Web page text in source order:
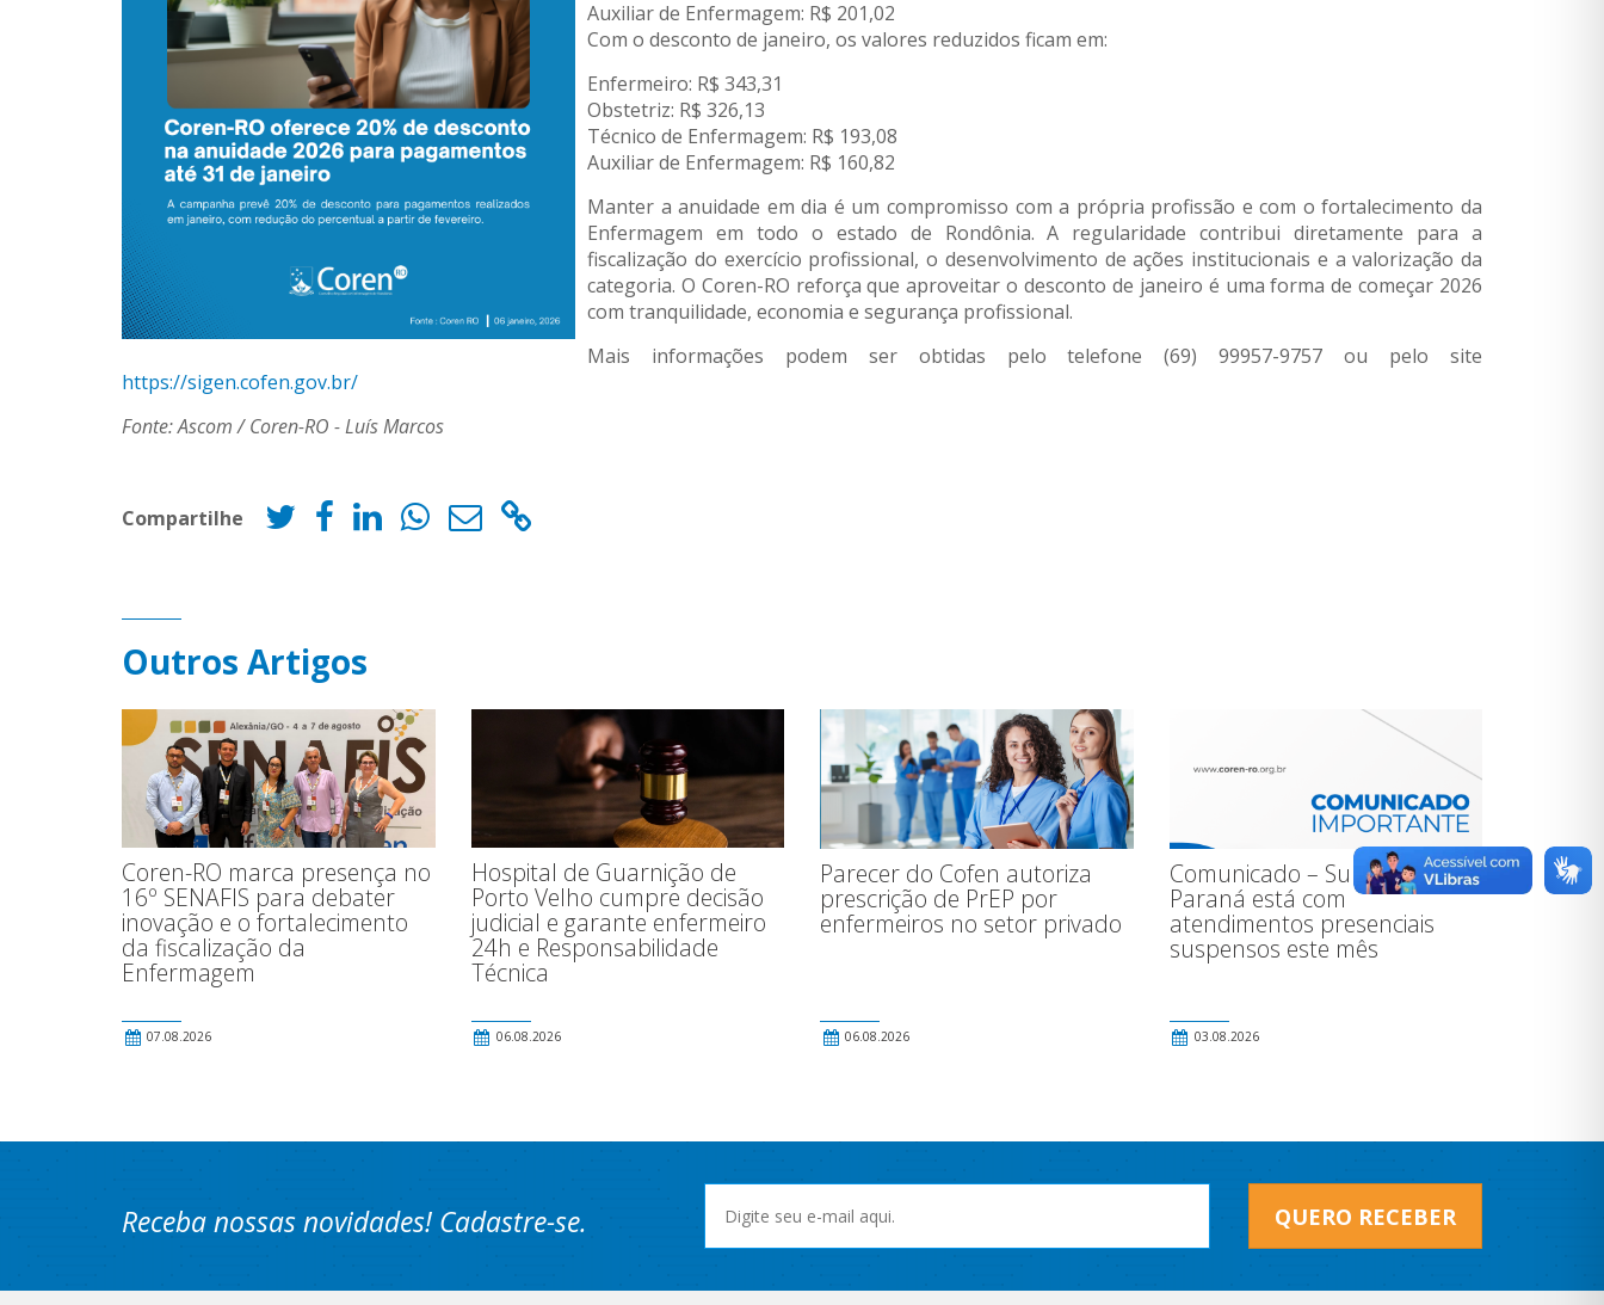
Auxiliar de Enfermagem: R$ 201,02
Com o desconto de janeiro, os valores reduzidos ficam em:
Enfermeiro: R$ 343,31
Obstetriz: R$ 326,13
Técnico de Enfermagem: R$ 193,08
Auxiliar de Enfermagem: R$ 160,82
Manter a anuidade em dia é um compromisso com a própria profissão e com o fortalecimento da
Enfermagem em todo o estado de Rondônia. A regularidade contribui diretamente para a
fiscalização do exercício profissional, o desenvolvimento de ações institucionais e a valorização da
categoria. O Coren-RO reforça que aproveitar o desconto de janeiro é uma forma de começar 2026
com tranquilidade, economia e segurança profissional.
Mais informações podem ser obtidas pelo telefone (69) 99957-9757 ou pelo site
https://sigen.cofen.gov.br/
Fonte: Ascom / Coren-RO - Luís Marcos
Compartilhe
Outros Artigos
Coren-RO marca presença no
16º SENAFIS para debater
inovação e o fortalecimento
da fiscalização da
Enfermagem
07.08.2026
Hospital de Guarnição de
Porto Velho cumpre decisão
judicial e garante enfermeiro
24h e Responsabilidade
Técnica
06.08.2026
Parecer do Cofen autoriza
prescrição de PrEP por
enfermeiros no setor privado
06.08.2026
Comunicado – Subseção de Ji-
Paraná está com
atendimentos presenciais
suspensos este mês
03.08.2026
Receba nossas novidades! Cadastre-se. QUERO RECEBER